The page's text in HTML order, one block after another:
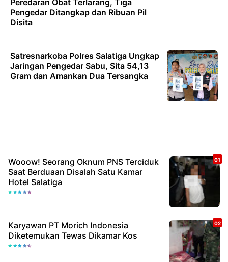
Peredaran Obat Terlarang, Tiga
Pengedar Ditangkap dan Ribuan Pil
Disita
Satresnarkoba Polres Salatiga Ungkap
Jaringan Pengedar Sabu, Sita 54,13
Gram dan Amankan Dua Tersangka
Wooow! Seorang Oknum PNS Terciduk
Saat Berduaan Disalah Satu Kamar
Hotel Salatiga
Karyawan PT Morich Indonesia
Diketemukan Tewas Dikamar Kos